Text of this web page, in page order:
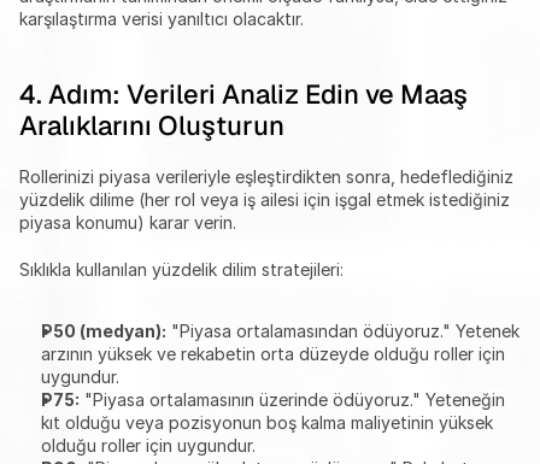
karşılaştırma verisi yanıltıcı olacaktır.
4. Adım: Verileri Analiz Edin ve Maaş
Aralıklarını Oluşturun
Rollerinizi piyasa verileriyle eşleştirdikten sonra, hedeflediğiniz
yüzdelik dilime (her rol veya iş ailesi için işgal etmek istediğiniz
piyasa konumu) karar verin.
Sıklıkla kullanılan yüzdelik dilim stratejileri:
P50 (medyan): "Piyasa ortalamasından ödüyoruz." Yetenek
arzının yüksek ve rekabetin orta düzeyde olduğu roller için
uygundur.
P75: "Piyasa ortalamasının üzerinde ödüyoruz." Yeteneğin
kıt olduğu veya pozisyonun boş kalma maliyetinin yüksek
olduğu roller için uygundur.